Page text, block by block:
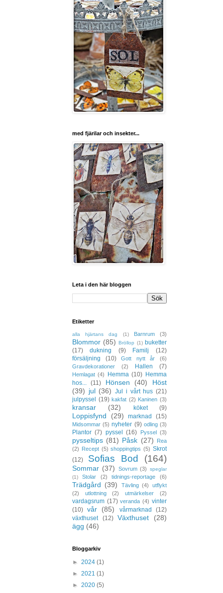
med fjärilar och insekter...
Leta i den här bloggen
Etiketter
alla hjärtans dag (1) Barnrum (3)
Blommor (85) Bröllop (1) buketter
(17)
dukning (9) Familj
(12)
försäljning
(10) Gott nytt år
(6)
Gravdekorationer
(2) Hallen (7)
Hemlagat (4) Hemma (10) Hemma
hos...
(11) Hönsen (40)
Höst
(39) jul (36) Jul i vårt hus (21)
julpyssel
(19) kakfat (2) Kaninen (3)
kransar (32) köket (9)
Loppisfynd (29) marknad (15)
Midsommar (5) nyheter (9) odling (3)
Plantor (7) pyssel (16) Pyssel (3)
pysseltips (81) Påsk (27)
Rea
(2) Recept (5) shoppingtips (5) Skrot
(12)
Sofias Bod (164)
Sommar (37) Sovrum (3)
speglar
(1)
Stolar (2) tidnings-reportage (6)
Trädgård (39) Tävling (4)
utflykt
(2)
utlottning (2) utmärkelser (2)
vardagsrum (17) veranda (4) vinter
(10) vår (85) vårmarknad
(12)
växthuset
(12) Växthuset
(28)
ägg (46)
Bloggarkiv
► 2024 (1)
► 2021 (1)
► 2020 (5)